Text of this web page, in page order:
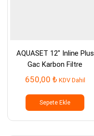
AQUASET 12″ Inline Plus
Gac Karbon Filtre
650,00 ₺ KDV Dahil
Sepete Ekle